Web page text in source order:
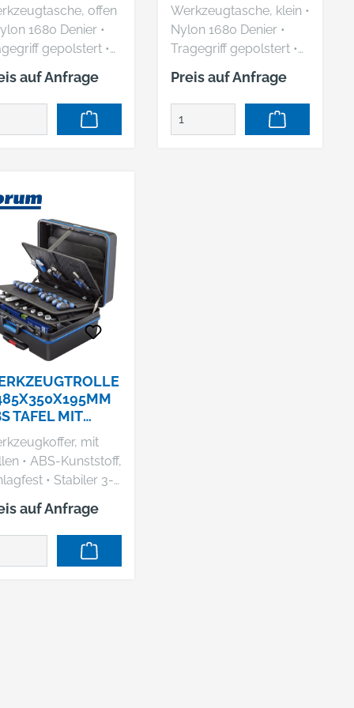
offen
1680 Denier •
gepolstert •
Taschen auf der
und Rückseite •
Seitenfächer
Eisenhändler
EDE Platz 1,
Wuppertal, DE,
auf Anfrage
Werkzeugtasche, klein •
Nylon 1680 Denier •
Tragegriff gepolstert •
Trageriemen gepolstert
und längenverstellbar •
Kunststoffbodengleiter
• 2 große Außentaschen
Preis auf Anfrage
TAFEL MIT
FORUM
mit
Kunststoff,
• Stabiler 3-
Teleskopauszug •
Inline-
•
auf Anfrage